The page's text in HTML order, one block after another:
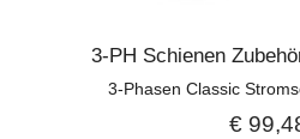
3-PH Schienen
3-Phasen Classic
€